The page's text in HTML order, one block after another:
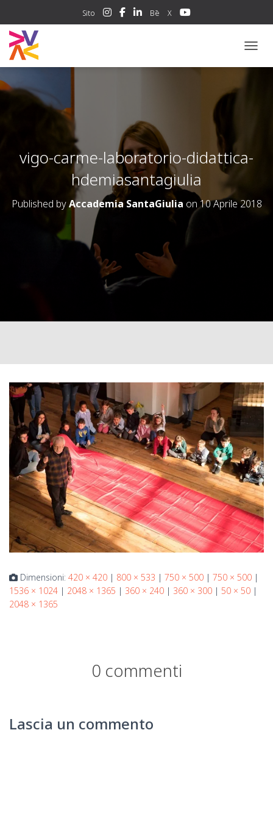
Sito Bē X
vigo-carme-laboratorio-didattica-
hdemiasantagiulia
Published byAccademia SantaGiulia on10 Aprile 2018
Dimensioni: 420 × 420 | 800 × 533 | 750 × 500 | 750 × 500 |
1536 × 1024 | 2048 × 1365 | 360 × 240 | 360 × 300 | 50 × 50 |
2048 × 1365
0 commenti
Lascia un commento